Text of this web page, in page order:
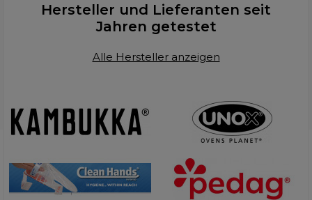
Hersteller und Lieferanten seit
Jahren getestet
Alle Hersteller anzeigen